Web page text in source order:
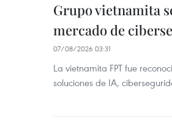
Grupo vietnamita
mercado de
07/08/2026 03:31
La vietnamita FPT fue
soluciones de IA,